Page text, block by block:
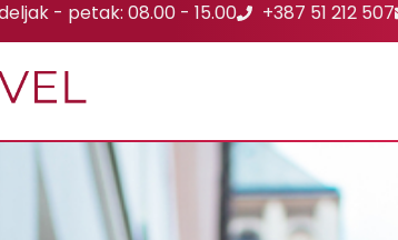
- petak: 08.00 - 15.00 +387 51 212 507